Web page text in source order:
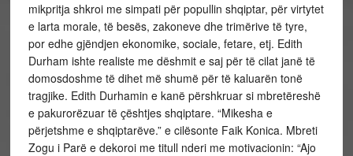
mikpritja shkroi me simpati për popullin shqiptar, për virtytet
e larta morale, të besës, zakoneve dhe trimërive të tyre,
por edhe gjëndjen ekonomike, sociale, fetare, etj. Edith
Durham ishte realiste me dëshmit e saj për të cilat janë të
domosdoshme të dihet më shumë për të kaluarën tonë
tragjike. Edith Durhamin e kanë përshkruar si mbretëreshë
e pakurorëzuar të çështjes shqiptare. “Mikesha e
përjetshme e shqiptarëve.” e cilësonte Faik Konica. Mbreti
Zogu i Parë e dekoroi me titull nderi me motivacionin: “Ajo